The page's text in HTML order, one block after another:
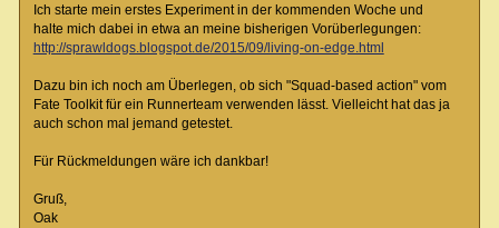
Ich starte mein erstes Experiment in der kommenden Woche und
halte mich dabei in etwa an meine bisherigen Vorüberlegungen:
http://sprawldogs.blogspot.de/2015/09/living-on-edge.html
Dazu bin ich noch am Überlegen, ob sich "Squad-based action" vom
Fate Toolkit für ein Runnerteam verwenden lässt. Vielleicht hat das ja
auch schon mal jemand getestet.
Für Rückmeldungen wäre ich dankbar!
Gruß,
Oak